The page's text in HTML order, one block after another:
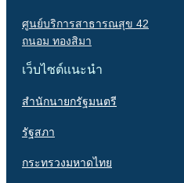
ศูนย์บริการสาธารณสุข 42
ถนอม ทองสิมา
เว็บไซต์แนะนำ
สำนักนายกรัฐมนตรี
รัฐสภา
กระทรวงมหาดไทย